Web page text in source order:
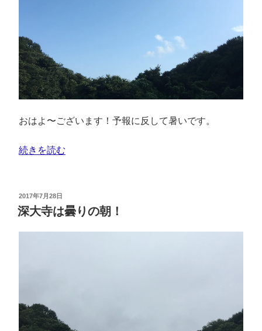
おはよ〜ございます！予報に反して暑いです。
続きを読む
2017年7月28日
深大寺は曇りの朝！